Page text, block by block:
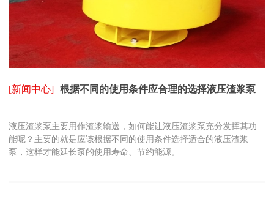
[新闻中心] 根据不同的使用条件应合理的选择液压渣浆泵
液压渣浆泵主要用作渣浆输送，如何能让液压渣浆泵充分发挥其功
能呢？主要的就是应该根据不同的使用条件选择适合的液压渣浆
泵，这样才能延长泵的使用寿命、节约能源。